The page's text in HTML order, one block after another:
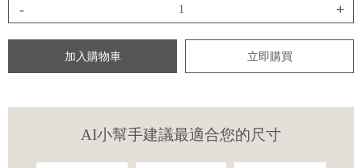
- +
加入購物車 立即購買
AI小幫手建議最適合您的尺寸